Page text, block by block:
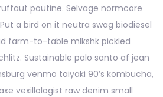
poutine. Selvage normcore
a bird on it neutra swag biodiesel
farm-to-table mlkshk pickled
Sustainable palo santo af jean
venmo taiyaki 90’s kombucha,
vexillologist raw denim small